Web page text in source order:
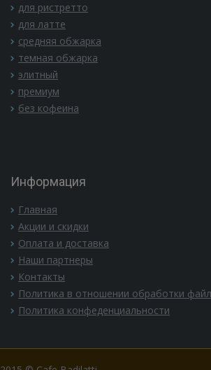
Информация
Главная
Акции и скидки
Оплата и доставка
Наши партнеры
Контакты
Политика в отношении обработки
Политика конфеденциальности
для ристретто
для латте
средняя обжарка
темная обжарка
элитный
премиум
без кофеина